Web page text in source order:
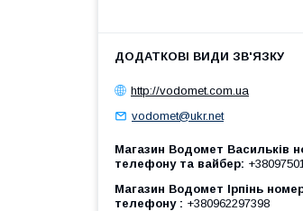
http://vodomet.com.ua
vodomet@ukr.net
Магазин Водомет Васильків
телефону та вайбер
Магазин Водомет Ірпінь
телефону
+380962297398